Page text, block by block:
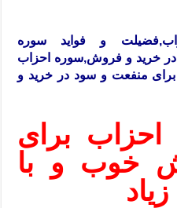
و فواید سوره
خرید و فروش,سوره احزاب
منفعت و سود در خرید و
برای
خوب و با